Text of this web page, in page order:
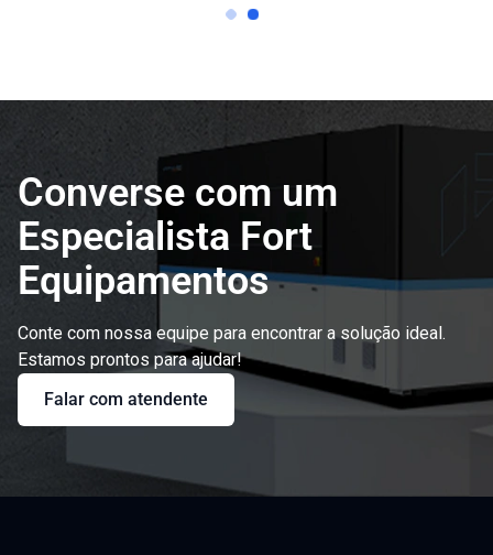
Converse com um
Especialista Fort
Equipamentos
Conte com nossa equipe para encontrar a solução ideal.
Estamos prontos para ajudar!
Falar com atendente